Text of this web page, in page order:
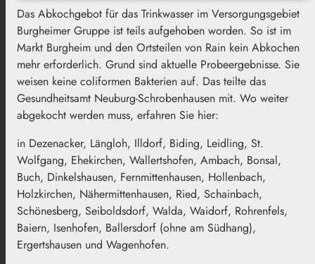
Das Abkochgebot für das Trinkwasser im Versorgungsgebiet
Burgheimer Gruppe ist teils aufgehoben worden. So ist im
Markt Burgheim und den Ortsteilen von Rain kein Abkochen
mehr erforderlich. Grund sind aktuelle Probeergebnisse. Sie
weisen keine coliformen Bakterien auf. Das teilte das
Gesundheitsamt Neuburg-Schrobenhausen mit. Wo weiter
abgekocht werden muss, erfahren Sie hier:
in Dezenacker, Längloh, Illdorf, Biding, Leidling, St.
Wolfgang, Ehekirchen, Wallertshofen, Ambach, Bonsal,
Buch, Dinkelshausen, Fernmittenhausen, Hollenbach,
Holzkirchen, Nähermittenhausen, Ried, Schainbach,
Schönesberg, Seiboldsdorf, Walda, Waidorf, Rohrenfels,
Baiern, Isenhofen, Ballersdorf (ohne am Südhang),
Ergertshausen und Wagenhofen.